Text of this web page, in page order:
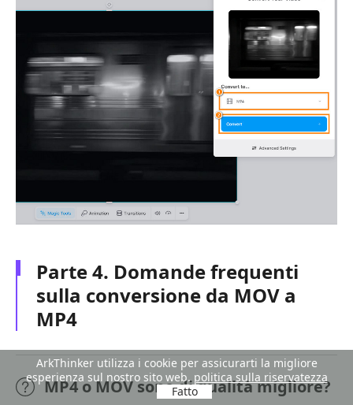
Parte 4. Domande frequenti
sulla conversione da MOV a
MP4
MP4 o MOV sono di qualità migliore?
ArkThinker utilizza i cookie per assicurarti la migliore
esperienza sul nostro sito web.politica sulla riservatezza
Fatto